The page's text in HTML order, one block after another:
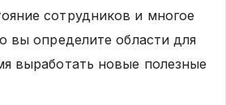
сотрудников и многое
вы определите области для
выработать новые полезные